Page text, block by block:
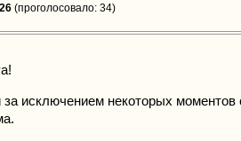
(проголосовало: 34)
за исключением некоторых моментов